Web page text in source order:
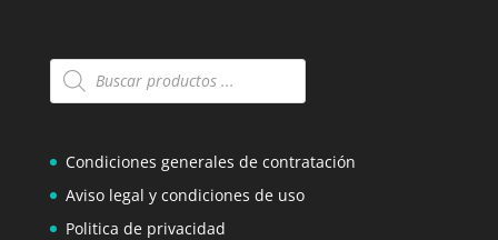
Búsqueda
de
Condiciones generales de contratación
Aviso legal y condiciones de uso
Politica de privacidad